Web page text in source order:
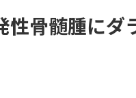
性骨髄腫にダ